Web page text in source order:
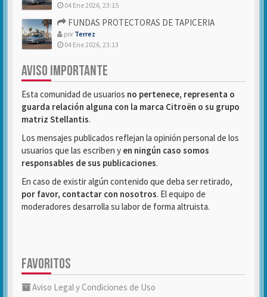
04 Ene 2026, 23:15
FUNDAS PROTECTORAS DE TAPICERIA
por Terrez
04 Ene 2026, 23:13
AVISO IMPORTANTE
Esta comunidad de usuarios no pertenece, representa o
guarda relación alguna con la marca Citroën o su grupo
matriz Stellantis.
Los mensajes publicados reflejan la opinión personal de los
usuarios que las escriben y en ningún caso somos
responsables de sus publicaciones.
En caso de existir algún contenido que deba ser retirado,
por favor, contactar con nosotros. El equipo de
moderadores desarrolla su labor de forma altruista.
FAVORITOS
Aviso Legal y Condiciones de Uso